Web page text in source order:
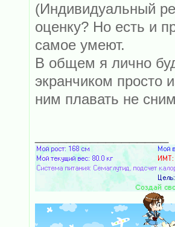
(Индивидуальный
оценку? Но есть и
самое умеют.
В общем я лично
экранчиком просто
ним плавать не